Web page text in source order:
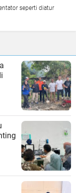
seperti diatur